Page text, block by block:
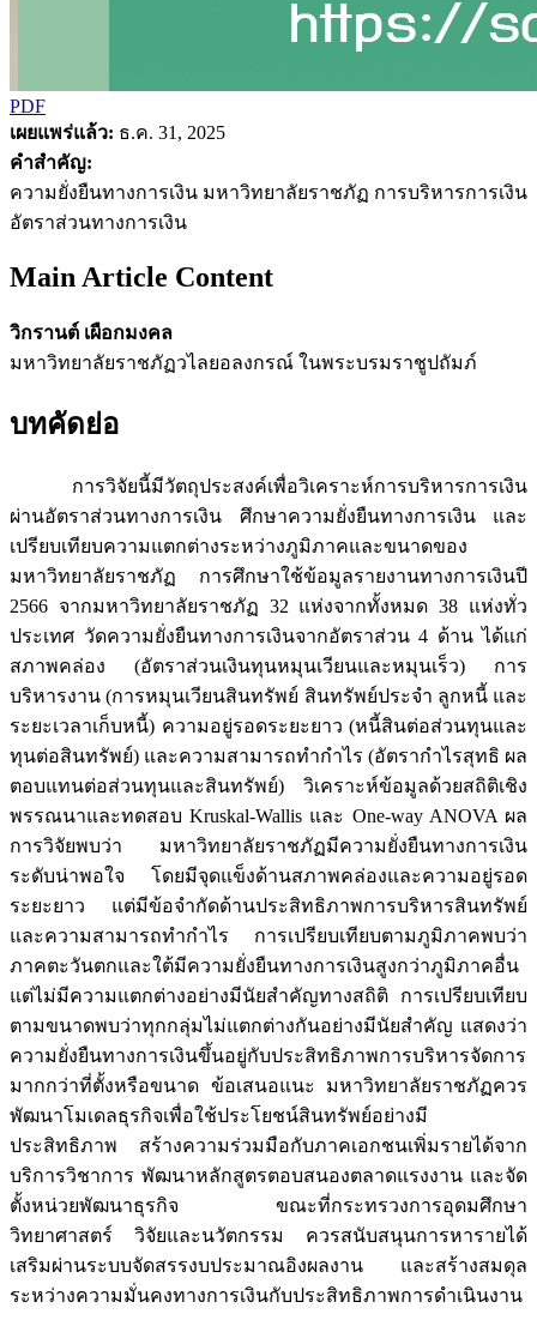
PDF
เผยแพร่แล้ว: ธ.ค. 31, 2025
คำสำคัญ:
ความยั่งยืนทางการเงิน มหาวิทยาลัยราชภัฏ การบริหารการเงิน
อัตราส่วนทางการเงิน
Main Article Content
วิกรานต์ เผือกมงคล
มหาวิทยาลัยราชภัฏวไลยอลงกรณ์ ในพระบรมราชูปถัมภ์
บทคัดย่อ
การวิจัยนี้มีวัตถุประสงค์เพื่อวิเคราะห์การบริหารการเงิน
ผ่านอัตราส่วนทางการเงิน ศึกษาความยั่งยืนทางการเงิน และ
เปรียบเทียบความแตกต่างระหว่างภูมิภาคและขนาดของ
มหาวิทยาลัยราชภัฏ การศึกษาใช้ข้อมูลรายงานทางการเงินปี
2566 จากมหาวิทยาลัยราชภัฏ 32 แห่งจากทั้งหมด 38 แห่งทั่ว
ประเทศ วัดความยั่งยืนทางการเงินจากอัตราส่วน 4 ด้าน ได้แก่
สภาพคล่อง (อัตราส่วนเงินทุนหมุนเวียนและหมุนเร็ว) การ
บริหารงาน (การหมุนเวียนสินทรัพย์ สินทรัพย์ประจำ ลูกหนี้ และ
ระยะเวลาเก็บหนี้) ความอยู่รอดระยะยาว (หนี้สินต่อส่วนทุนและ
ทุนต่อสินทรัพย์) และความสามารถทำกำไร (อัตรากำไรสุทธิ ผล
ตอบแทนต่อส่วนทุนและสินทรัพย์) วิเคราะห์ข้อมูลด้วยสถิติเชิง
พรรณนาและทดสอบ Kruskal-Wallis และ One-way ANOVA ผล
การวิจัยพบว่า มหาวิทยาลัยราชภัฏมีความยั่งยืนทางการเงิน
ระดับน่าพอใจ โดยมีจุดแข็งด้านสภาพคล่องและความอยู่รอด
ระยะยาว แต่มีข้อจำกัดด้านประสิทธิภาพการบริหารสินทรัพย์
และความสามารถทำกำไร การเปรียบเทียบตามภูมิภาคพบว่า
ภาคตะวันตกและใต้มีความยั่งยืนทางการเงินสูงกว่าภูมิภาคอื่น
แต่ไม่มีความแตกต่างอย่างมีนัยสำคัญทางสถิติ การเปรียบเทียบ
ตามขนาดพบว่าทุกกลุ่มไม่แตกต่างกันอย่างมีนัยสำคัญ แสดงว่า
ความยั่งยืนทางการเงินขึ้นอยู่กับประสิทธิภาพการบริหารจัดการ
มากกว่าที่ตั้งหรือขนาด ข้อเสนอแนะ มหาวิทยาลัยราชภัฏควร
พัฒนาโมเดลธุรกิจเพื่อใช้ประโยชน์สินทรัพย์อย่างมี
ประสิทธิภาพ สร้างความร่วมมือกับภาคเอกชนเพิ่มรายได้จาก
บริการวิชาการ พัฒนาหลักสูตรตอบสนองตลาดแรงงาน และจัด
ตั้งหน่วยพัฒนาธุรกิจ ขณะที่กระทรวงการอุดมศึกษา
วิทยาศาสตร์ วิจัยและนวัตกรรม ควรสนับสนุนการหารายได้
เสริมผ่านระบบจัดสรรงบประมาณอิงผลงาน และสร้างสมดุล
ระหว่างความมั่นคงทางการเงินกับประสิทธิภาพการดำเนินงาน